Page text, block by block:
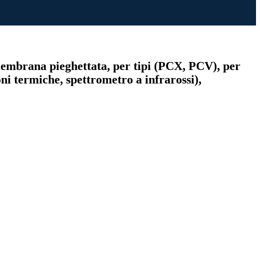
pieghettata, per tipi (PCX, PCV), per
termiche, spettrometro a infrarossi),